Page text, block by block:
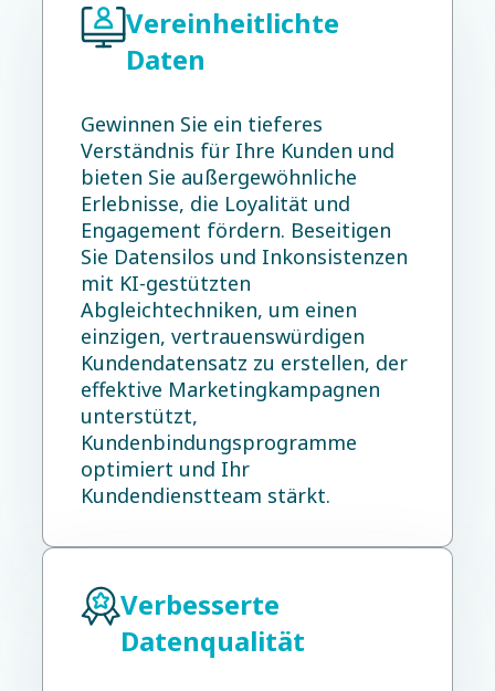
Vereinheitlichte
Daten
Gewinnen Sie ein tieferes
Verständnis für Ihre Kunden und
bieten Sie außergewöhnliche
Erlebnisse, die Loyalität und
Engagement fördern. Beseitigen
Sie Datensilos und Inkonsistenzen
mit KI-gestützten
Abgleichtechniken, um einen
einzigen, vertrauenswürdigen
Kundendatensatz zu erstellen, der
effektive Marketingkampagnen
unterstützt,
Kundenbindungsprogramme
optimiert und Ihr
Kundendienstteam stärkt.
Verbesserte
Datenqualität